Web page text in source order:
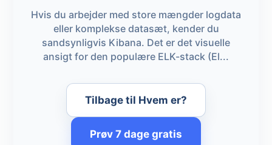
Hvis du arbejder med store mængder logdata
eller komplekse datasæt, kender du
sandsynligvis Kibana. Det er det visuelle
ansigt for den populære ELK-stack (El...
Tilbage til Hvem er?
Prøv 7 dage gratis